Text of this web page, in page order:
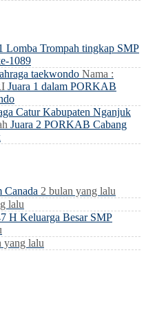
Lomba Trompah tingkap SMP
1089
Nama :
Juara 1 dalam PORKAB
Juara 2 PORKAB Cabang
2 bulan yang lalu
lalu
H Keluarga Besar SMP
yang lalu